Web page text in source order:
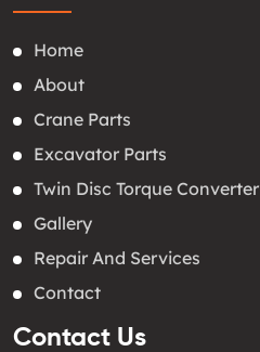
Home
About
Crane Parts
Excavator Parts
Twin Disc Torque Converter
Gallery
Repair And Services
Contact
Contact Us